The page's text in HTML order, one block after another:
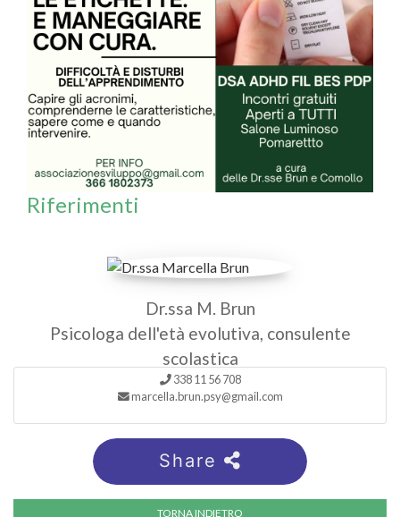
Riferimenti
Dr.ssa M. Brun
Psicologa dell'età evolutiva, consulente
scolastica
338 11 56 708
marcella.brun.psy@gmail.com
Share